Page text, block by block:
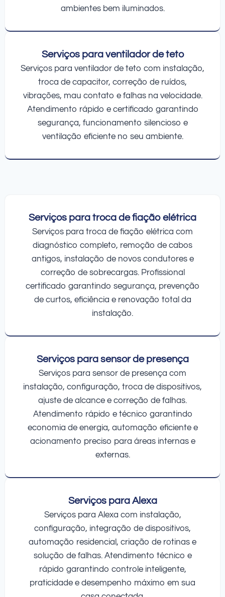
ambientes bem iluminados.
Serviços para ventilador de teto
Serviços para ventilador de teto com instalação,
troca de capacitor, correção de ruídos,
vibrações, mau contato e falhas na velocidade.
Atendimento rápido e certificado garantindo
segurança, funcionamento silencioso e
ventilação eficiente no seu ambiente.
Serviços para troca de fiação elétrica
Serviços para troca de fiação elétrica com
diagnóstico completo, remoção de cabos
antigos, instalação de novos condutores e
correção de sobrecargas. Profissional
certificado garantindo segurança, prevenção
de curtos, eficiência e renovação total da
instalação.
Serviços para sensor de presença
Serviços para sensor de presença com
instalação, configuração, troca de dispositivos,
ajuste de alcance e correção de falhas.
Atendimento rápido e técnico garantindo
economia de energia, automação eficiente e
acionamento preciso para áreas internas e
externas.
Serviços para Alexa
Serviços para Alexa com instalação,
configuração, integração de dispositivos,
automação residencial, criação de rotinas e
solução de falhas. Atendimento técnico e
rápido garantindo controle inteligente,
praticidade e desempenho máximo em sua